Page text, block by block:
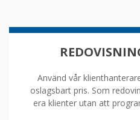
Använd vår
oslagsbart pris. Som
era klienter utan att